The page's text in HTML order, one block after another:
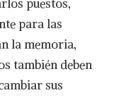
puestos,
para las
la memoria,
también deben
sus